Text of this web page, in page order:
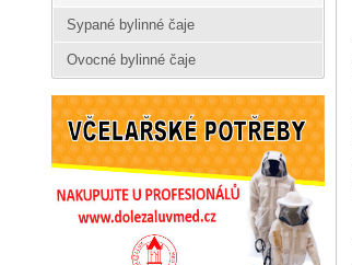
Sypané bylinné čaje
Ovocné bylinné čaje